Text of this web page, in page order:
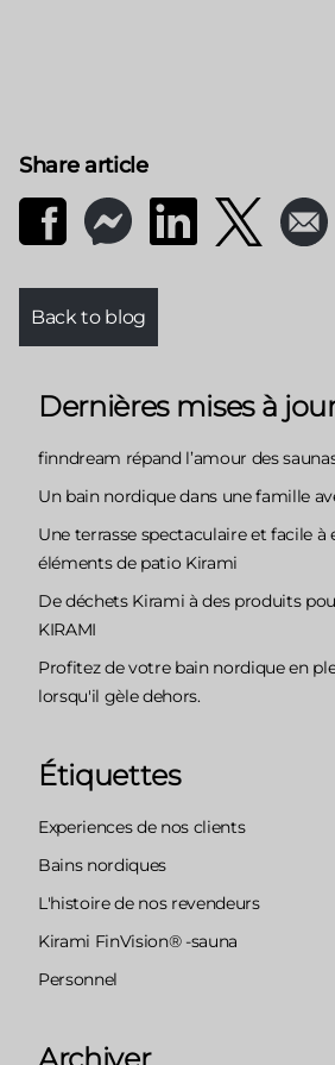
Share article
Back to blog
Dernières mises à
finndream répand l’amour des
Un bain nordique dans une famille
Une terrasse spectaculaire et facile à
éléments de patio Kirami
De déchets Kirami à des produits
KIRAMI
Profitez de votre bain nordique en
lorsqu'il gèle dehors.
Étiquettes
Experiences de nos clients
Bains nordiques
L'histoire de nos revendeurs
Kirami FinVision® -sauna
Personnel